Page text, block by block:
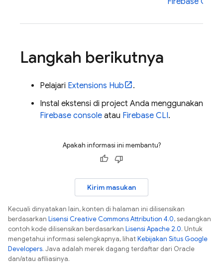
Langkah berikutnya
Pelajari Extensions Hub
.
Instal ekstensi di project Anda menggunakan
Firebase console atau Firebase CLI.
Apakah informasi ini membantu?
Kirim masukan
Kecuali dinyatakan lain, konten di halaman ini dilisensikan
berdasarkan Lisensi Creative Commons Attribution 4.0, sedangkan
contoh kode dilisensikan berdasarkan Lisensi Apache 2.0. Untuk
mengetahui informasi selengkapnya, lihatKebijakan Situs Google
Developers. Java adalah merek dagang terdaftar dari Oracle
dan/atau afiliasinya.